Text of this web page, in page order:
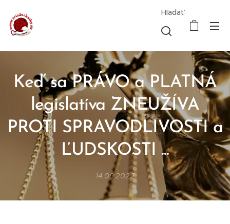
Hľadať
Keď sa PRÁVO a PLATNÁ
legislatíva ZNEUŽÍVA
PROTI SPRAVODLIVOSTI a
ĽUDSKOSTI ...
14.09.2022